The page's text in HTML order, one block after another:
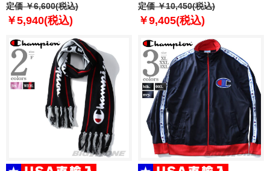
袖 Tシャツ USA直輸入 gt47-
586649
定価 ￥6,600(税込)
￥5,940(税込)
パンツ USA直輸入 89597p
定価 ￥10,450(税込)
￥9,405(税込)